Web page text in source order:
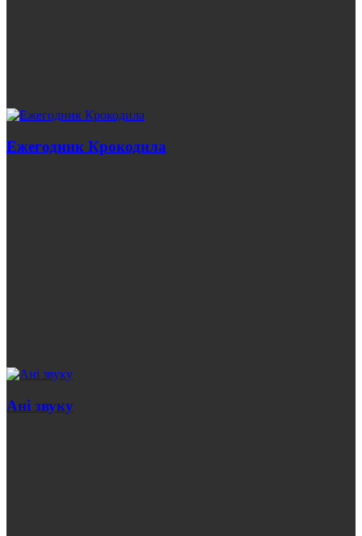
Ежегодник Крокодила
Анi звуку